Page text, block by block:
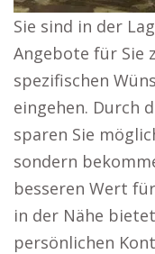
Sie sind in der
Angebote für Sie
spezifischen
eingehen. Durch
sparen Sie
sondern
besseren Wert
in der Nähe
persönlichen